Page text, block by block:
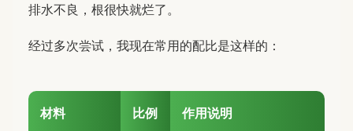
排水不良，根很快就烂了。
经过多次尝试，我现在常用的配比是这样的：
材料 比例 作用说明